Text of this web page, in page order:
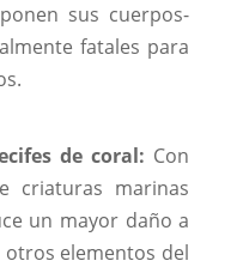
sus cuerpos-
fatales para
de coral: Con
criaturas marinas
un mayor daño a
elementos del